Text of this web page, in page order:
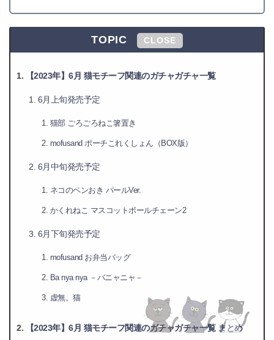
TOPIC CLOSE
【2023年】6月 猫モチーフ関連のガチャガチャ一覧
6月上旬発売予定
猫部 ごろごろねこ箸置き
mofusand ポーチこれくしょん（BOX版）
6月中旬発売予定
ネコのペンおき パールVer.
かくれねこ マスコットボールチェーン2
6月下旬発売予定
mofusand お弁当バッグ
Ba nya nya －バニャニャ－
虚無。猫
【2023年】6月 猫モチーフ関連のガチャガチャ一覧 まとめ